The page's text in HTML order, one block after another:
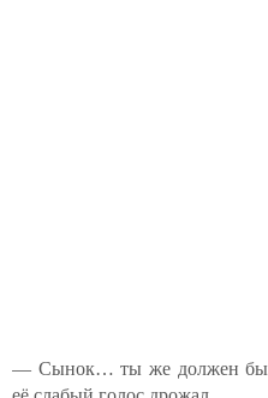
— Сынок… ты же должен